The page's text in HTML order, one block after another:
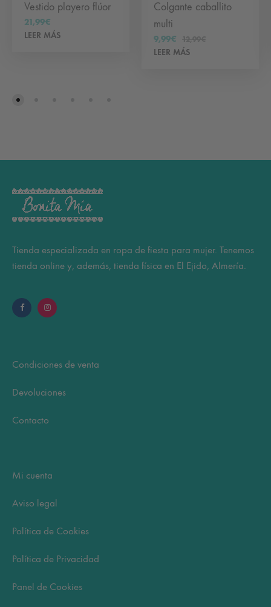
Vestido playero flúor
21,99€
LEER MÁS
Colgante caballito
multi
9,99€
LEER MÁS
Tienda especializada en ropa de fiesta para mujer. Tenemos
tienda online y, además, tienda física en El Ejido, Almería.
Condiciones de venta
Devoluciones
Contacto
Mi cuenta
Aviso legal
Política de Cookies
Política de Privacidad
Panel de Cookies